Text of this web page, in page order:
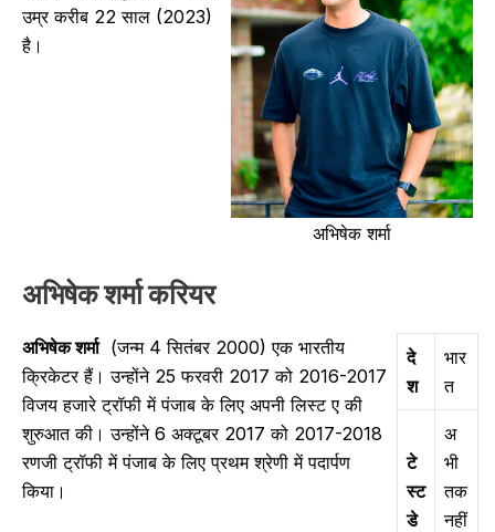
उम्र करीब 22 साल (2023)
है।
अभिषेक शर्मा
अभिषेक शर्माकरियर
अभिषेक शर्मा(जन्म 4 सितंबर 2000) एक भारतीय
क्रिकेटर हैं। उन्होंने 25 फरवरी 2017 को 2016-2017
विजय हजारे ट्रॉफी में पंजाब के लिए अपनी लिस्ट ए की
शुरुआत की। उन्होंने 6 अक्टूबर 2017 को 2017-2018
रणजी ट्रॉफी में पंजाब के लिए प्रथम श्रेणी में पदार्पण
किया।
दे
श
भार
त
टे
स्ट
डे
अ
भी
तक
नहीं